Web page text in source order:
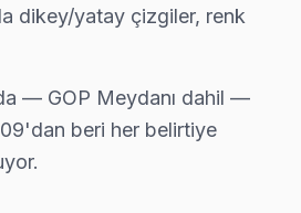
Ekibi — Gaziosmanpaşa
tamir deneyimi. Gaziosmanpaşa ve
yedek parça tedarikçisi
dikey/yatay çizgiler, renk
— GOP Meydanı dahil —
beri her belirtiye